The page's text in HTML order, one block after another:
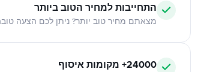
התחייבות למחיר הטוב ביותר
מצאתם מחיר טוב יותר? ניתן לכם הצעה
24000+ מקומות איסוף